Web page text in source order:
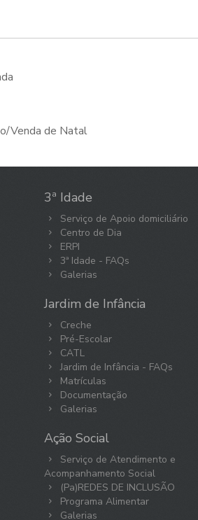
Venda de Natal
3ª Idade
Serviço de Apoio domiciliário
Centro de Dia
ERPI
3ª Idade - FAQs
Galerias
Jardim de Infância
Creche
Pré-Escolar
CATL
Jardim de Infância - FAQs
Matrículas
Documentação
Galerias
Ação Social
Serviço de Atendimento e
Acompanhamento Social
(Pa)REDES DE INCLUSÃO
Programa Alimentar
Galerias